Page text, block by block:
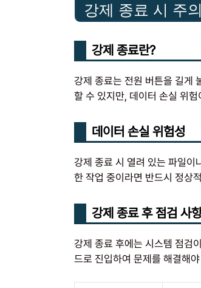
강제 종료 시 주
강제 종료란?
강제 종료는 전원 버튼을 길게
할 수 있지만, 데이터 손실 위
데이터 손실 위험성
강제 종료 시 열려 있는 파일이
한 작업 중이라면 반드시 정상
강제 종료 후 점검 사
강제 종료 후에는 시스템 점검
드로 진입하여 문제를 해결해